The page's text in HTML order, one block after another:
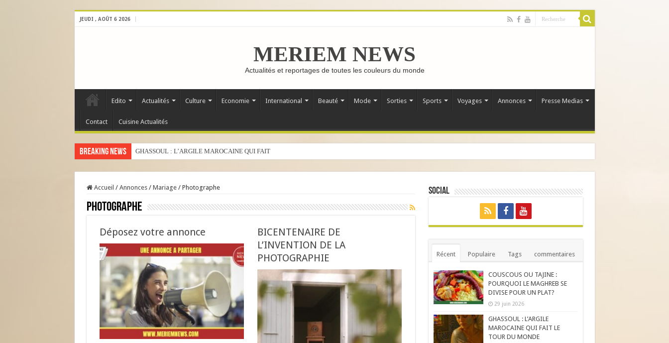
JEUDI , AOÛT 6 2026
MERIEM NEWS
Actualités et reportages de toutes les couleurs du monde
Edito Actualités Culture Economie International Beauté Mode Sorties Sports Voyages Annonces Presse Medias
Contact Cuisine Actualités
Breaking News GHASSOUL : L’ARGILE MAROCAINE QUI FAIT LE TOUR DU MONDE
Accueil / Annonces / Mariage / Photographe
Photographe
Déposez votre annonce
BICENTENAIRE DE
L’INVENTION DE LA
PHOTOGRAPHIE
Social
Récent Populaire Tags commentaires
COUSCOUS OU TAJINE :
POURQUOI LE MAGHREB SE
DIVISE POUR UN PLAT?
29 juin 2026
GHASSOUL : L’ARGILE
MAROCAINE QUI FAIT LE
TOUR DU MONDE